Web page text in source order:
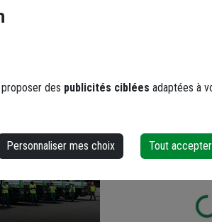
Les
des publicités ciblées adaptées à
Personnaliser mes choix Tout accepter